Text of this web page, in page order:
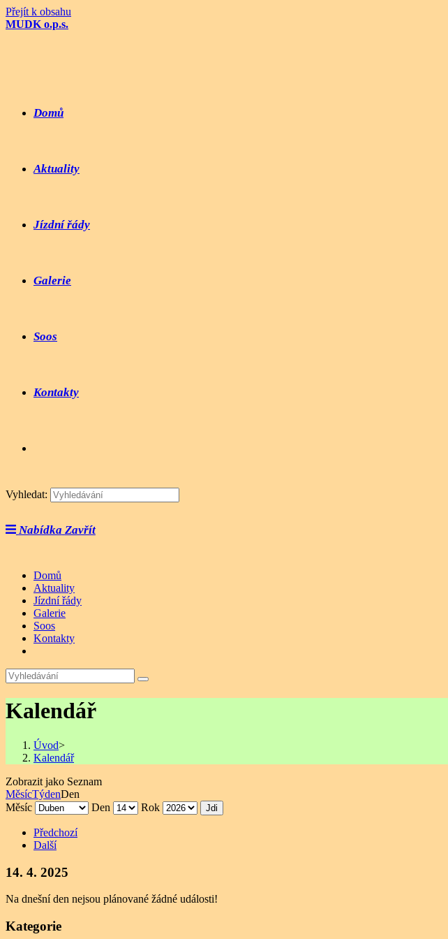
Přejít k obsahu
MUDK o.p.s.
Domů
Aktuality
Jízdní řády
Galerie
Soos
Kontakty
Vyhledat:
Nabídka Zavřít
Domů
Aktuality
Jízdní řády
Galerie
Soos
Kontakty
Kalendář
Úvod>
Kalendář
Zobrazit jako Seznam
MěsícTýdenDen
Měsíc
Den Rok
Předchozí
Další
14. 4. 2025
Na dnešní den nejsou plánované žádné události!
Kategorie